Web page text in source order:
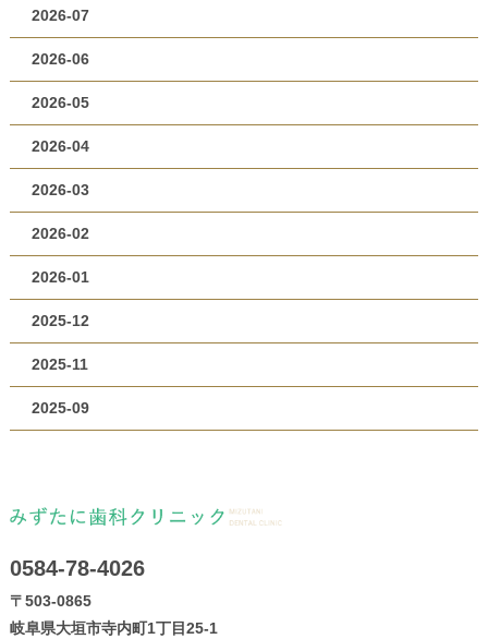
2026-07
2026-06
2026-05
2026-04
2026-03
2026-02
2026-01
2025-12
2025-11
2025-09
0584-78-4026
〒503-0865
岐阜県大垣市寺内町1丁目25-1